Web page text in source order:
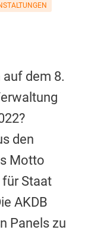
dem 8.
den
Motto
für Staat
AKDB
Panels zu